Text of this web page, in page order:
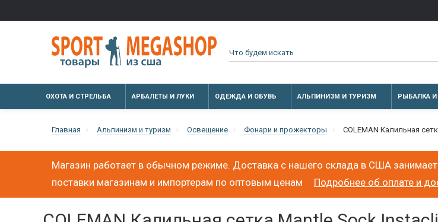
ОХОТА И СТРЕЛЬБА АРБАЛЕТЫ И ЛУКИ ОДЕЖДА И ОБУВЬ АЛЬПИНИЗМ И ТУРИЗМ РЫБАЛКА
Главная Альпинизм и туризм Освещение Фонари и прожекторы COLEMAN Калильная
Магазин работает в обычном режиме. Доставка с нашего склада в США
поставки магазинам и импортерам по оптовым ценам
Подробнее об оплате и